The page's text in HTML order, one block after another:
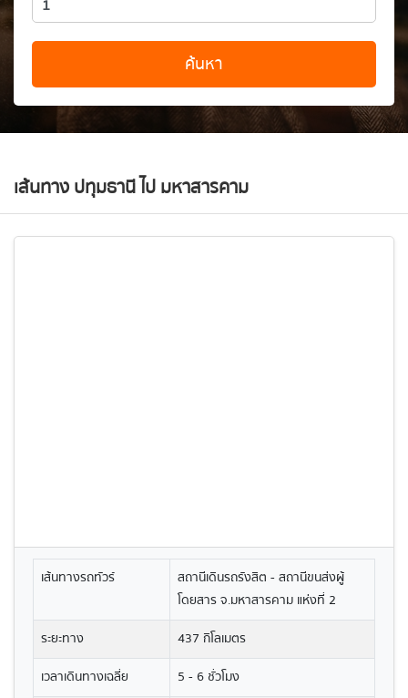
ค้นหา
เส้นทาง ปทุมธานี ไป มหาสารคาม
เส้นทางรถทัวร์
สถานีเดินรถรังสิต - สถานีขนส่งผู้
โดยสาร จ.มหาสารคาม แห่งที่ 2
ระยะทาง
437 กิโลเมตร
เวลาเดินทางเฉลี่ย
5 - 6 ชั่วโมง